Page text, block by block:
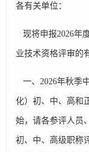
各有关单位：
现将申报2026年
业技术资格评审的
一、2026年秋季
化）初、中、高和
始，请各参评人员
初、中、高级职称